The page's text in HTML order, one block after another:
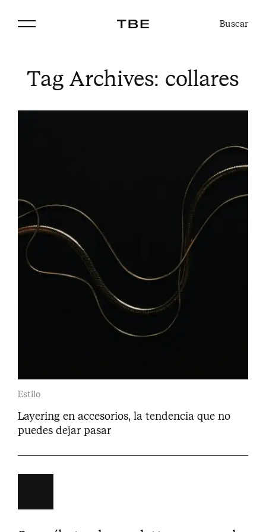
Buscar
Tag Archives: collares
Estilo
Layering en accesorios, la tendencia que no
puedes dejar pasar